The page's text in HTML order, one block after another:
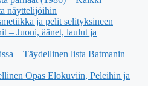
näyttelijöihin
ja pelit selityksineen
– Juoni, äänet, laulut ja
– Täydellinen lista Batmanin
Opas Elokuviin, Peleihin ja